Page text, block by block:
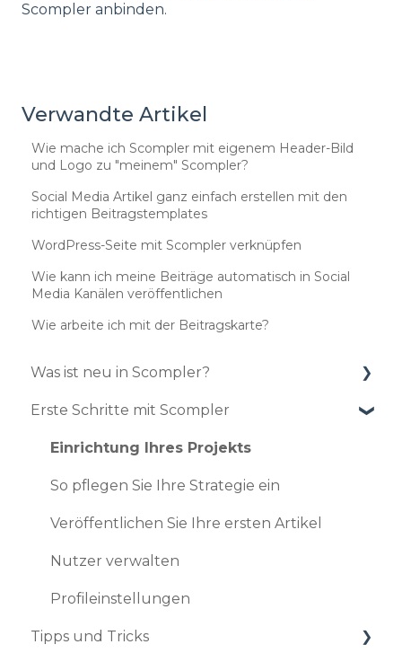
Scompler anbinden.
Verwandte Artikel
Wie mache ich Scompler mit eigenem Header-Bild
und Logo zu "meinem" Scompler?
Social Media Artikel ganz einfach erstellen mit den
richtigen Beitragstemplates
WordPress-Seite mit Scompler verknüpfen
Wie kann ich meine Beiträge automatisch in Social
Media Kanälen veröffentlichen
Wie arbeite ich mit der Beitragskarte?
Was ist neu in Scompler?
Updates 2025
Updates 2024
Updates 2023
Updates 2022
Updates 2021
Updates 2020
Updates 2019
Erste Schritte mit Scompler
Einrichtung Ihres Projekts
So pflegen Sie Ihre Strategie ein
Veröffentlichen Sie Ihre ersten Artikel
Nutzer verwalten
Profileinstellungen
Tipps und Tricks